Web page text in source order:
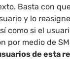
Basta con
y lo
como si el
por medio de
de esta